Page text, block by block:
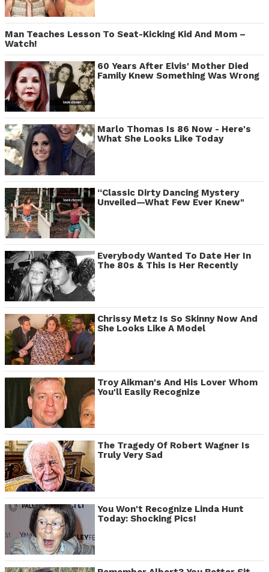
Man Teaches Lesson To Seat-Kicking Kid And Mom –
Watch!
60 Years After Elvis' Mother Died
Family Knew Something Was Wrong
Marlo Thomas Is 86 Now - Here's
What She Looks Like Today
“Classic Dirty Dancing Mystery
Unveiled—What Few Ever Knew"
Everybody Wanted To Date Her In
The 80s & This Is Her Recently
Chrissy Metz Is So Skinny Now And
She Looks Like A Model
Troy Aikman's And His Lover Whom
You'll Easily Recognize
The Tragedy Of Robert Wagner Is
Truly Very Sad
You Won't Recognize Linda Hunt
Today: Shocking Pics!